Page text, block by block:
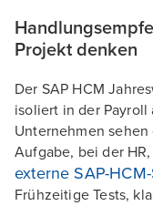
Projekt denken
Der SAP HCM
isoliert in der
Unternehmen
Aufgabe, bei der
externe SAP-
Frühzeitige Tests,